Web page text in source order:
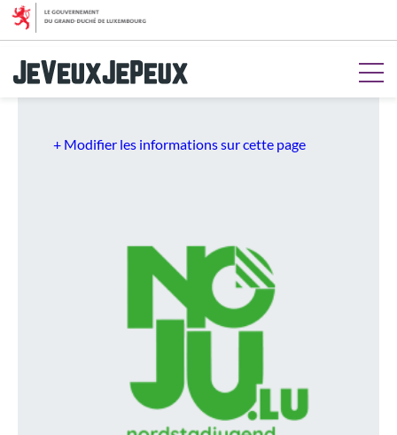
Aller au menu
Aller à la recherche
+ Modifier les informations sur cette page